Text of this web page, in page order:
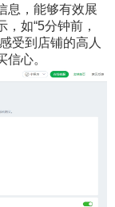
息，能够有效展
如“5分钟前，
受到店铺的高人
心。